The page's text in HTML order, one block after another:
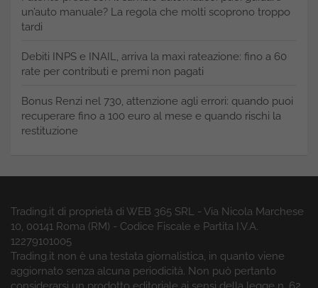
un’auto manuale? La regola che molti scoprono troppo
tardi
Debiti INPS e INAIL, arriva la maxi rateazione: fino a 60
rate per contributi e premi non pagati
Bonus Renzi nel 730, attenzione agli errori: quando puoi
recuperare fino a 100 euro al mese e quando rischi la
restituzione
Trading.it di proprietà di WEB 365 SRL - Via Nicola Marchese
10, 00141 Roma (RM) - Codice Fiscale e Partita I.V.A.
12279101005
Trading.it non è una testata giornalistica, in quanto viene
aggiornato senza alcuna periodicità. Non può pertanto